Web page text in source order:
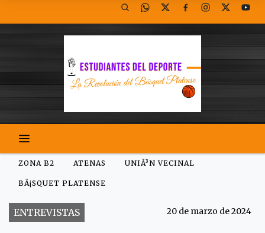
ZONA B2 ATENAS UNIÃ³N VECINAL
BÃ¡SQUET PLATENSE
ENTREVISTAS 20 de marzo de 2024